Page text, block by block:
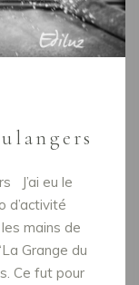
J’ai eu le
d’activité
mains de
Grange du
Ce fut pour